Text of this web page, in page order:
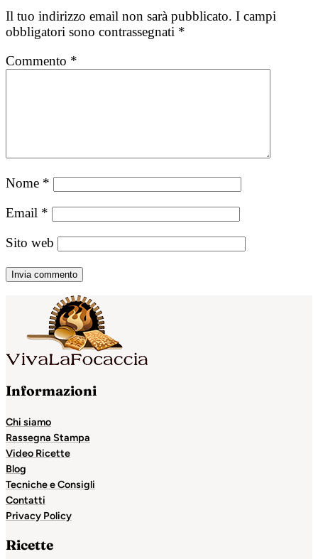
Il tuo indirizzo email non sarà pubblicato. I campi
obbligatori sono contrassegnati *
Commento *
Nome *
Email *
Sito web
Informazioni
Chi siamo
Rassegna Stampa
Video Ricette
Blog
Tecniche e Consigli
Contatti
Privacy Policy
Ricette